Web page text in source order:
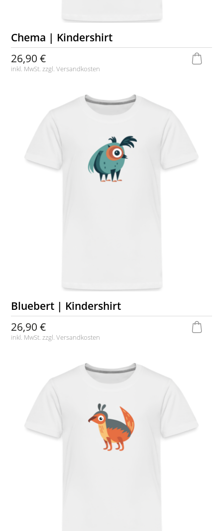
Chema | Kindershirt
26,90 €
inkl. MwSt. zzgl.Versandkosten
Bluebert | Kindershirt
26,90 €
inkl. MwSt. zzgl.Versandkosten